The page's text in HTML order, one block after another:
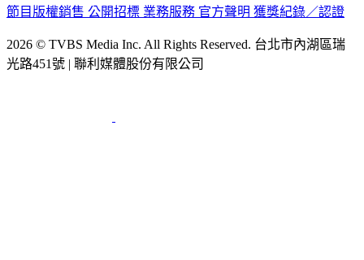
節目版權銷售 公開招標 業務服務 官方聲明 獲獎紀錄／認證
2026 © TVBS Media Inc. All Rights Reserved. 台北市內湖區瑞
光路451號 | 聯利媒體股份有限公司